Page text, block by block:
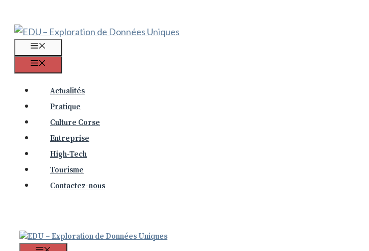
contenu
Actualités
Pratique
Culture Corse
Entreprise
High-Tech
Tourisme
Contactez-nous